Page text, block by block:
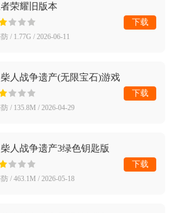
荣耀旧版本
/ 1.77G / 2026-06-11
下载
人战争遗产(无限宝石)游戏
/ 135.8M / 2026-04-29
下载
人战争遗产3绿色钥匙版
/ 463.1M / 2026-05-18
下载